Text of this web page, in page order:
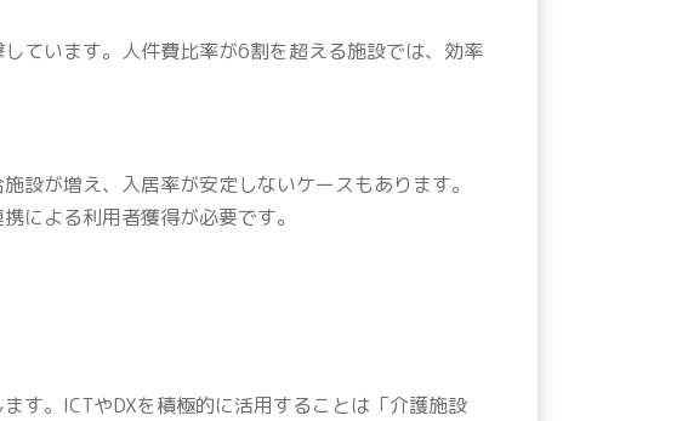
ています。人件費比率が6割を超える施設では、効率
設が増え、入居率が安定しないケースもあります。
による利用者獲得が必要です。
す。ICTやDXを積極的に活用することは「介護施設